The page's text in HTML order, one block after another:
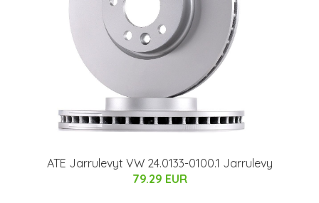
ATE Jarrulevyt VW 24.0133-0100.1 Jarrulevy
79.29 EUR